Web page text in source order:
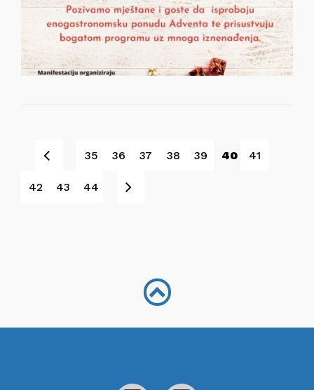
35 36 37 38 39 40 41
42 43 44